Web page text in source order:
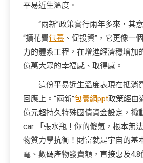
平易近生溫度。
“兩新”政策實行兩年多來，其
“擴花費包養 、促投資”，它更像一
力的體系工程，在增進經濟穩增加
億萬大眾的幸福感、取得感。
這份平易近生溫度表現在抵消
回應上。“兩新”包養網ppt政策經由
億元超持久特殊國債資金設定，撬
car 「張水瓶！你的傻氣，根本無
物質力學抗衡！財富就是宇宙的基
電、數碼產物發賣額，直接惠及4.8